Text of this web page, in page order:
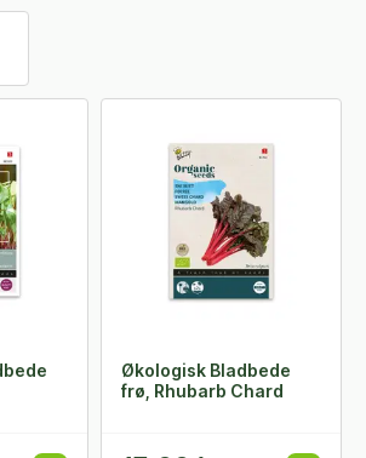
Økologisk Bladbede
frø, Rhubarb Chard